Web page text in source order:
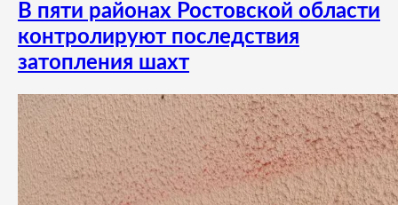
В пяти районах Ростовской области
контролируют последствия
затопления шахт